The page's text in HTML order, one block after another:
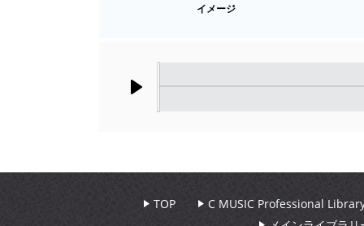
イメージ
TOP
C MUSIC Professional